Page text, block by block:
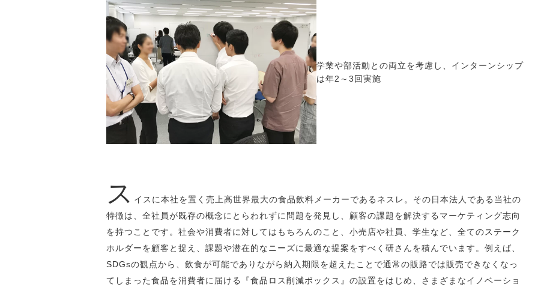
学業や部活動との両立を考慮し、インターンシップ
は年2～3回実施
ス イスに本社を置く売上高世界最大の食品飲料メーカーであるネスレ。その日本法人である当社の
特徴は、全社員が既存の概念にとらわれずに問題を発見し、顧客の課題を解決するマーケティング志向
を持つことです。社会や消費者に対してはもちろんのこと、小売店や社員、学生など、全てのステーク
ホルダーを顧客と捉え、課題や潜在的なニーズに最適な提案をすべく研さんを積んでいます。例えば、
SDGsの観点から、飲食が可能でありながら納入期限を超えたことで通常の販路では販売できなくなっ
てしまった食品を消費者に届ける『食品ロス削減ボックス』の設置をはじめ、さまざまなイノベーショ